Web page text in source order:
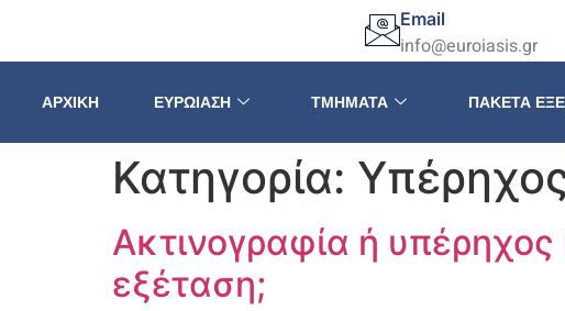
Email
info@euroiasis.gr
ΑΡΧΙΚΉ ΕΥΡΩΊΑΣΗ ΤΜΉΜΑΤΑ ΠΑΚΈΤΑ
Κατηγορία:
Ακτινογραφία ή υπέρηχος
εξέταση;